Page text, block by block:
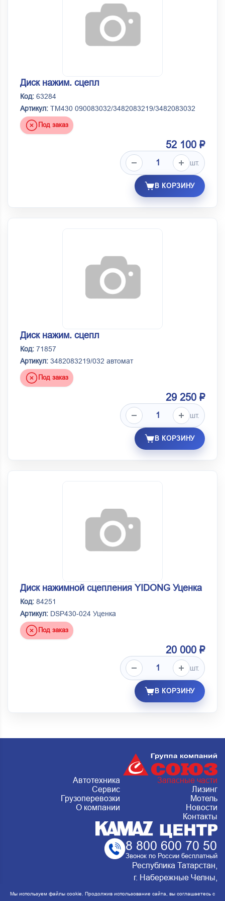
Диск нажим. сцепл
Код: 63284
Артикул: ТМ430 090083032/3482083219/3482083032
Под заказ
52 100 ₽
шт.
В КОРЗИНУ
Диск нажим. сцепл
Код: 71857
Артикул: 3482083219/032 автомат
Под заказ
29 250 ₽
шт.
В КОРЗИНУ
Диск нажимной сцепления YIDONG Уценка
Код: 84251
Артикул: DSP430-024 Уценка
Под заказ
20 000 ₽
шт.
В КОРЗИНУ
Автотехника
Запасные части
Сервис
Лизинг
Грузоперевозки
Мотель
О компании
Новости
Контакты
8 800 600 70 50
Звонок по России бесплатный
Республика Татарстан,
г. Набережные Челны,
Металлургическая 15, стр.2 Сервис:
Мы используем файлы cookie. Продолжив использование сайта, вы соглашаетесь с